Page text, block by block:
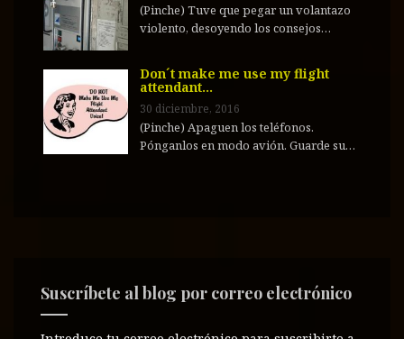
(Pinche) Tuve que pegar un volantazo
violento, desoyendo los consejos…
Don´t make me use my flight
attendant…
30 diciembre, 2016
(Pinche) Apaguen los teléfonos.
Pónganlos en modo avión. Guarde su…
Suscríbete al blog por correo electrónico